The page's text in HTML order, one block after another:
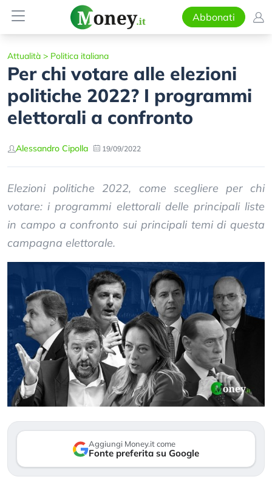
Abbonati
Attualità > Politica italiana
Per chi votare alle elezioni
politiche 2022? I programmi
elettorali a confronto
Alessandro Cipolla 19/09/2022
Elezioni politiche 2022, come scegliere per chi
votare: i programmi elettorali delle principali liste
in campo a confronto sui principali temi di questa
campagna elettorale.
Aggiungi Money.it come
Fonte preferita su Google